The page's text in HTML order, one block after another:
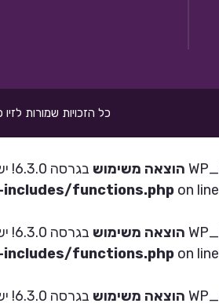
כל הזכויות שמורות
הוצאה משימוש
functions.php on line
הוצאה משימוש
functions.php on line
הוצאה משימוש